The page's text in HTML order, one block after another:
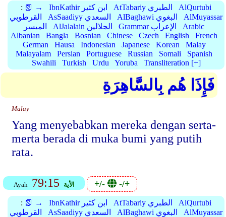
: 📗 → IbnKathir ابن كثير AtTabariy الطبري
AlQurtubi
القرطوبي
AsSaadiyy السعدي AlBaghawi البغوي
AlMuyassar
الميسر
AlJalalain الجلالين Grammar الإعراب
Arabic
Albanian
Bangla Bosnian Chinese Czech English
French
German
Hausa Indonesian Japanese Korean
Malay
Malayalam
Persian Portuguese Russian Somali
Spanish
Swahili
Turkish Urdu Yoruba Transliteration [+]
فَإِذَا هُم بِالسَّاهِرَةِ
Malay
Yang menyebabkan mereka dengan serta-
merta berada di muka bumi yang putih
rata.
Ayah 79:15 الأية +/- -/+
: 📗 → IbnKathir ابن كثير AtTabariy الطبري
AlQurtubi
القرطوبي
AsSaadiyy السعدي AlBaghawi البغوي
AlMuyassar